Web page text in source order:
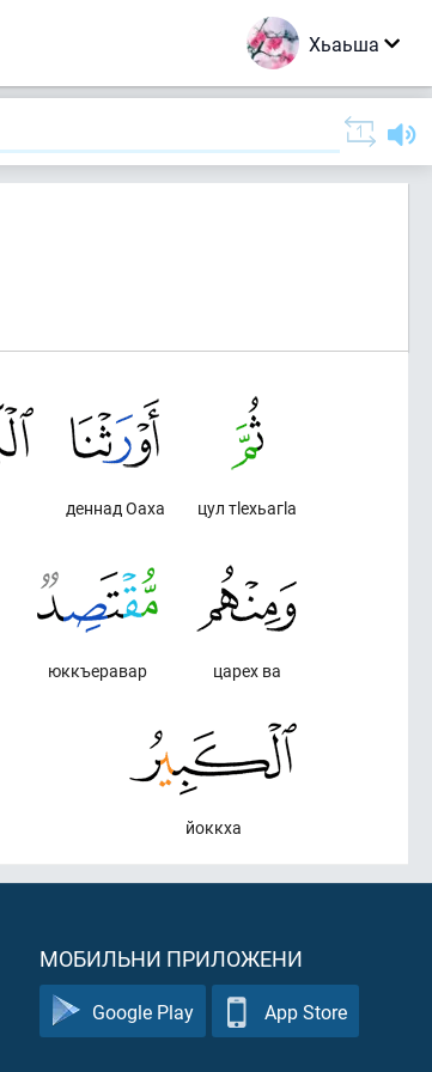
Хьаьша
цул тlехьагlа
деннад Оаха
царех ва
юккъеравар
йоккха
МОБИЛЬНИ ПРИЛОЖЕНИ
Google Play App Store